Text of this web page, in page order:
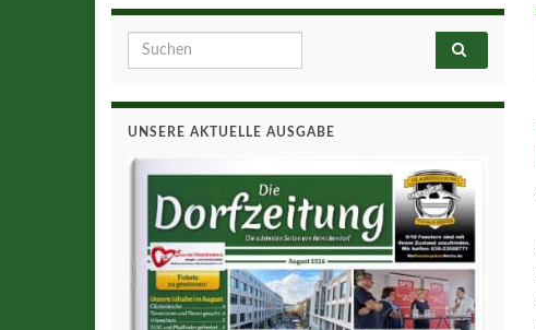
Search for:
UNSERE AKTUELLE AUSGABE